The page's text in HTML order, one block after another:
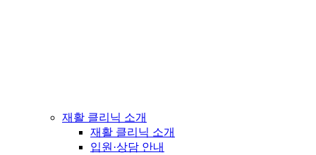
재활 클리닉 소개
재활 클리닉 소개
입원·상담 안내